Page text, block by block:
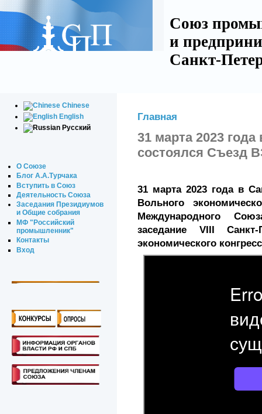
Союз
и
Санкт-
Chinese
English
Русский
О Союзе
Блог А.А.Турчака
Вступить в Союз
Деятельность Союза
Заседания Президиумов
и Общие собрания
МФ "Российский
промышленник"
Контакты
Вход
Главная
31 марта 2023
состоялся Съезд
31 марта 2023 года в
Вольного
Международного
заседание VIII Санкт-
экономического